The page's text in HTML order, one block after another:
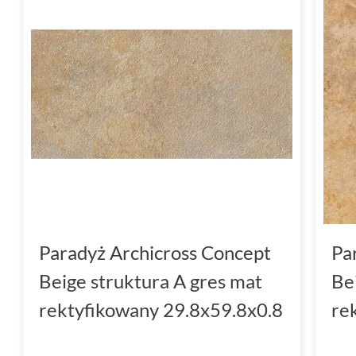
odcieniu szarym, czarnym, czy biało-
one doskonałym uzupełnieniem Twojego
Paradyż to idealne rozwiązanie dla osób,
jednym.
Paradyż Archicross Concept
Beige struktura A gres mat
rektyfikowany 29.8x59.8x0.8